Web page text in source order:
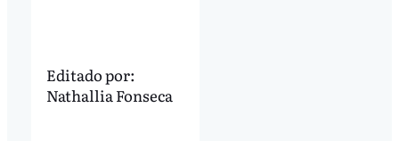
Editado por:
Nathallia Fonseca